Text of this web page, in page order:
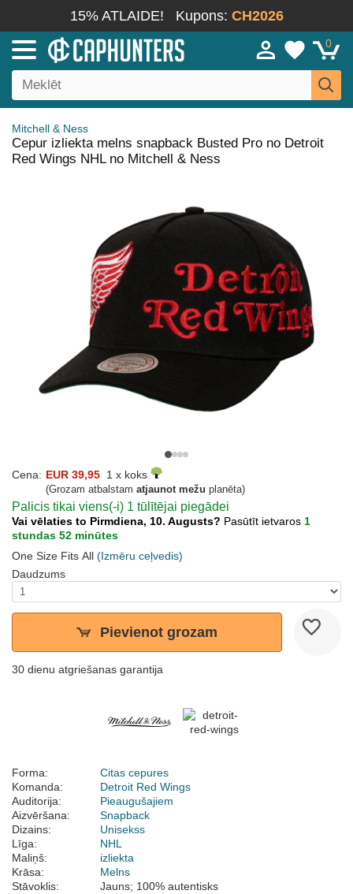
15% ATLAIDE! Kupons: CH2026
0
Mitchell & Ness
Cepur izliekta melns snapback Busted Pro no Detroit
Red Wings NHL no Mitchell & Ness
Cena: EUR 39,95 1 x koks
(Grozam atbalstam atjaunot mežu planēta)
Palicis tikai viens(-i) 1 tūlītējai piegādei
Vai vēlaties to Pirmdiena, 10. Augusts? Pasūtīt ietvaros 1
stundas 52 minūtes
One Size Fits All (Izmēru ceļvedis)
Daudzums
Pievienot grozam
30 dienu atgriešanas garantija
Forma:
Citas cepures
Komanda:
Detroit Red Wings
Auditorija:
Pieaugušajiem
Aizvēršana:
Snapback
Dizains:
Unisekss
Līga:
NHL
Maliņš:
izliekta
Krāsa:
Melns
Stāvoklis:
Jauns; 100% autentisks